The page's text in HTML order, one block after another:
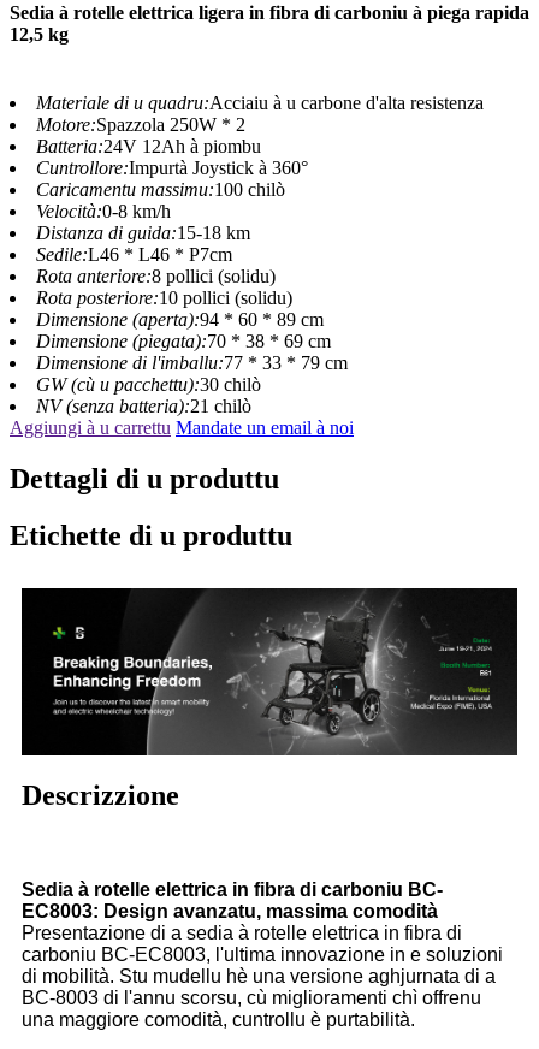
Sedia à rotelle elettrica ligera in fibra di carboniu à piega rapida
12,5 kg
Materiale di u quadru:Acciaiu à u carbone d'alta resistenza
Motore:Spazzola 250W * 2
Batteria:24V 12Ah à piombu
Cuntrollore:Impurtà Joystick à 360°
Caricamentu massimu:100 chilò
Velocità:0-8 km/h
Distanza di guida:15-18 km
Sedile:L46 * L46 * P7cm
Rota anteriore:8 pollici (solidu)
Rota posteriore:10 pollici (solidu)
Dimensione (aperta):94 * 60 * 89 cm
Dimensione (piegata):70 * 38 * 69 cm
Dimensione di l'imballu:77 * 33 * 79 cm
GW (cù u pacchettu):30 chilò
NV (senza batteria):21 chilò
Aggiungi à u carrettu Mandate un email à noi
Dettagli di u produttu
Etichette di u produttu
Descrizzione
Sedia à rotelle elettrica in fibra di carboniu BC-
EC8003: Design avanzatu, massima comodità
Presentazione di a sedia à rotelle elettrica in fibra di
carboniu BC-EC8003, l'ultima innovazione in e soluzioni
di mobilità. Stu mudellu hè una versione aghjurnata di a
BC-8003 di l'annu scorsu, cù miglioramenti chì offrenu
una maggiore comodità, cuntrollu è purtabilità.